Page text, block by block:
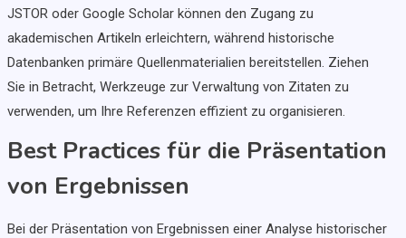
JSTOR oder Google Scholar können den Zugang zu
akademischen Artikeln erleichtern, während historische
Datenbanken primäre Quellenmaterialien bereitstellen. Ziehen
Sie in Betracht, Werkzeuge zur Verwaltung von Zitaten zu
verwenden, um Ihre Referenzen effizient zu organisieren.
Best Practices für die Präsentation
von Ergebnissen
Bei der Präsentation von Ergebnissen einer Analyse historischer